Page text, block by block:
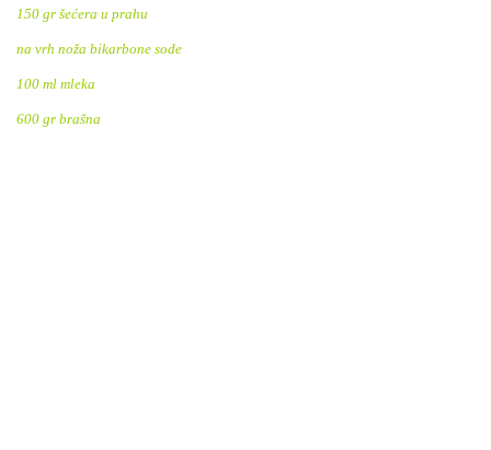
150 gr šećera u prahu
na vrh noža bikarbone sode
100 ml mleka
600 gr brašna